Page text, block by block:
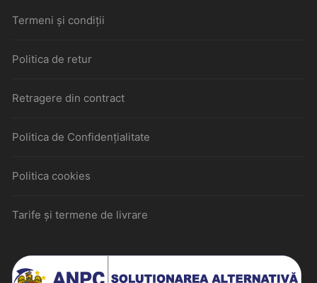
Termeni și condiții
Politica de retur
Retragere din contract
Politica de Confidențialitate
Politica cookies
Tarife și termene de livrare